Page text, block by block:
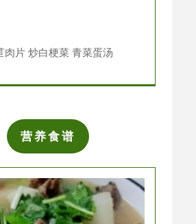
肉片 炒白梗菜 青菜蛋汤
营养食谱